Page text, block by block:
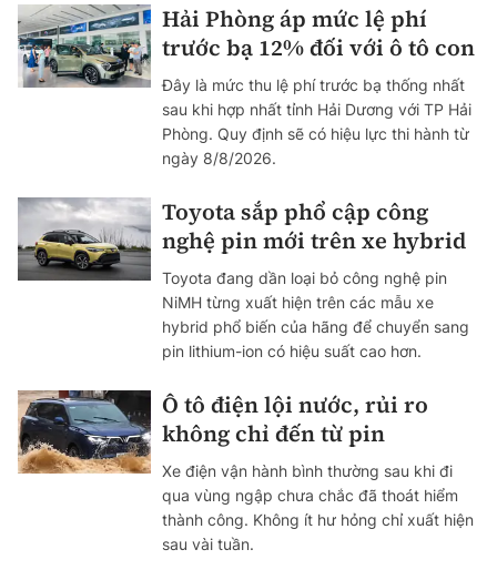
Hải Phòng áp mức lệ phí
trước bạ 12% đối với ô tô con
Đây là mức thu lệ phí trước bạ thống nhất
sau khi hợp nhất tỉnh Hải Dương với TP Hải
Phòng. Quy định sẽ có hiệu lực thi hành từ
ngày 8/8/2026.
Toyota sắp phổ cập công
nghệ pin mới trên xe hybrid
Toyota đang dần loại bỏ công nghệ pin
NiMH từng xuất hiện trên các mẫu xe
hybrid phổ biến của hãng để chuyển sang
pin lithium-ion có hiệu suất cao hơn.
Ô tô điện lội nước, rủi ro
không chỉ đến từ pin
Xe điện vận hành bình thường sau khi đi
qua vùng ngập chưa chắc đã thoát hiểm
thành công. Không ít hư hỏng chỉ xuất hiện
sau vài tuần.